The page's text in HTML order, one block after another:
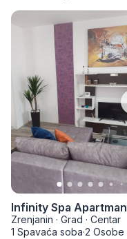
Infinity Spa Apartman
Zrenjanin · Grad · Centar
1 Spavaća soba·2 Osobe